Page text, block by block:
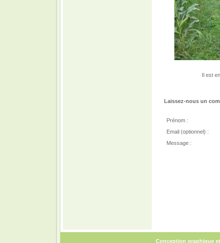
Il est
Laissez-nous un
Prénom :
Email (optionnel) :
Message :
Conception graphique